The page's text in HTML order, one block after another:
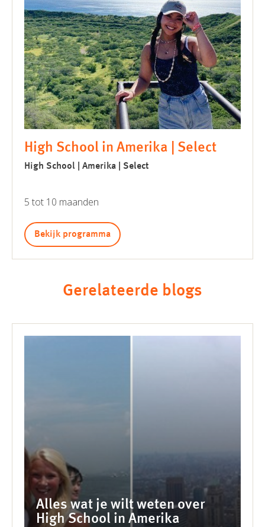
High School in Amerika | Select
High School | Amerika | Select
5 tot 10 maanden
Bekijk programma
Gerelateerde blogs
Alles wat je wilt weten over
High School in Amerika